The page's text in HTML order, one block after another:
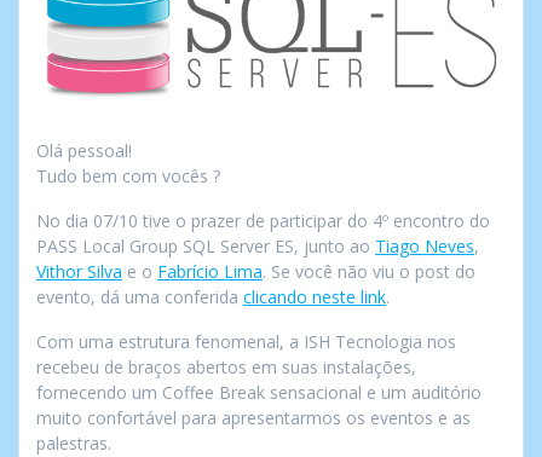
Olá pessoal!
Tudo bem com vocês ?
No dia 07/10 tive o prazer de participar do 4º encontro do
PASS Local Group SQL Server ES, junto ao Tiago Neves,
Vithor Silva e o Fabrício Lima. Se você não viu o post do
evento, dá uma conferida clicando neste link.
Com uma estrutura fenomenal, a ISH Tecnologia nos
recebeu de braços abertos em suas instalações,
fornecendo um Coffee Break sensacional e um auditório
muito confortável para apresentarmos os eventos e as
palestras.